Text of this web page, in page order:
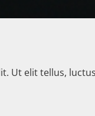
Ut elit tellus,